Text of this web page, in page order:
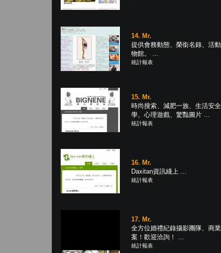
14. Mr.
提供會務動態、榮銜名錄、活
物館。 ...
統計報表
15. Mr.
時尚搜索、減肥一族、生活安
學、心理遊戲、驚豔圖片 ...
統計報表
16. Mr.
Daxitan資訊綫上 ...
統計報表
17. Mr.
全方位婚禮紀錄攝影團隊、商
案！歡迎洽詢！ ...
統計報表